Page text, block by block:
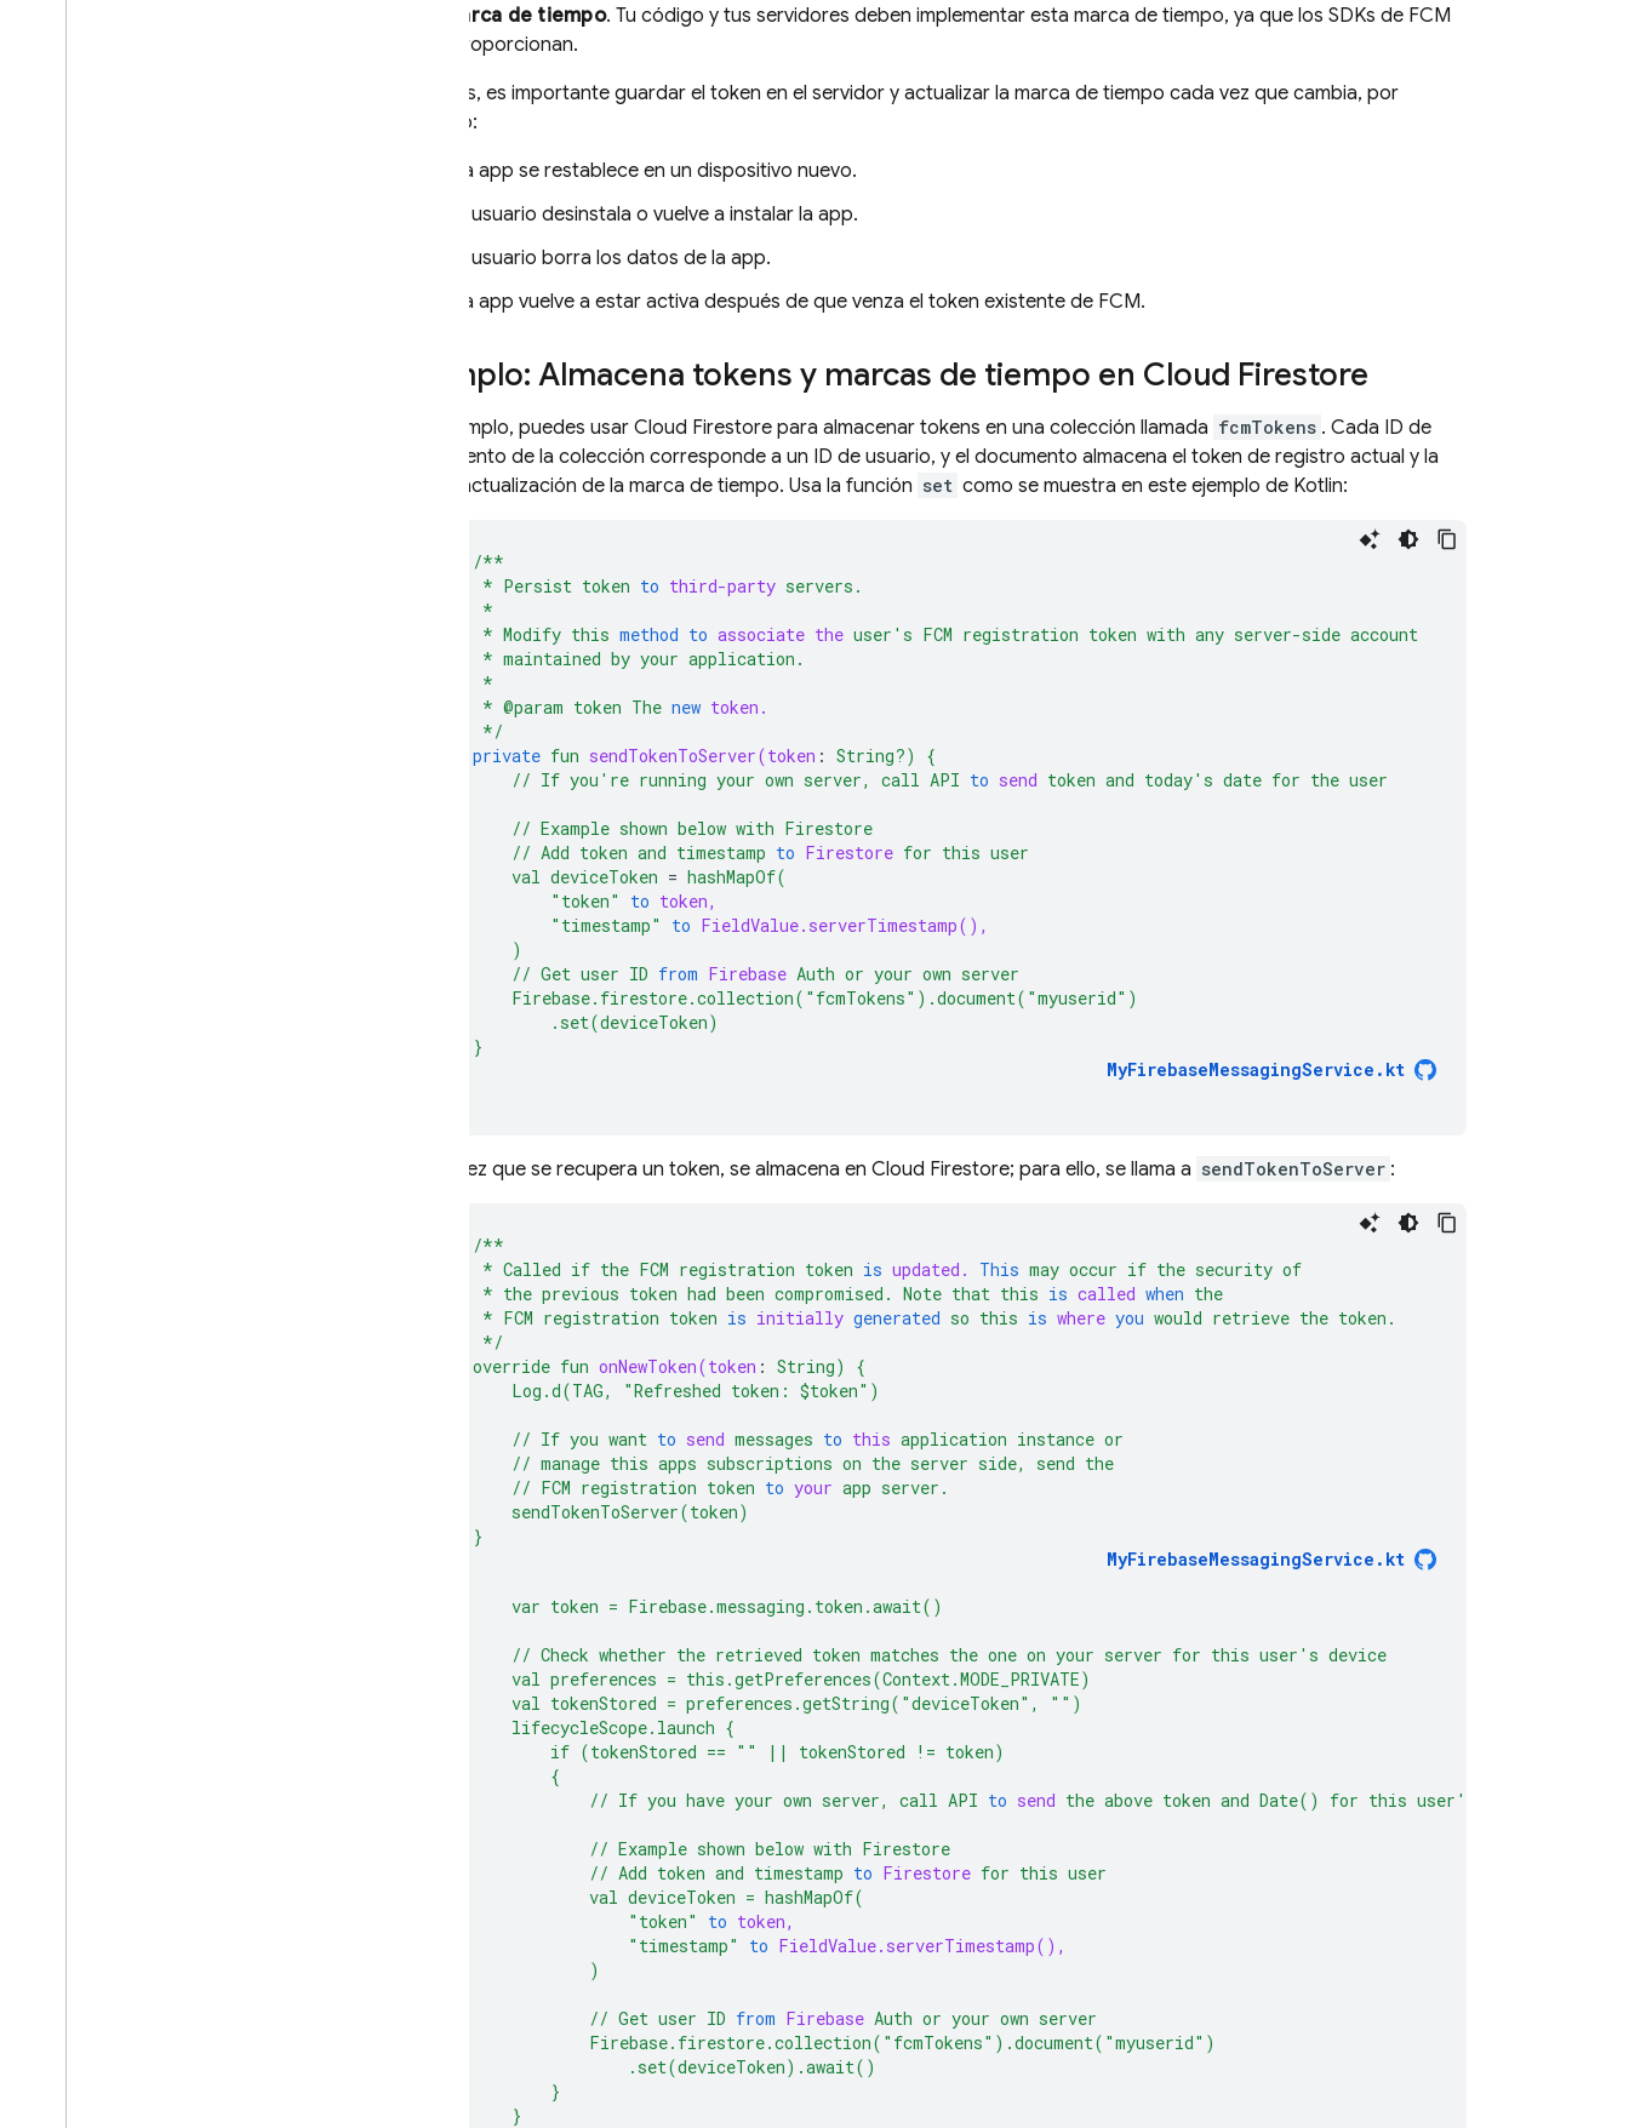
una marca de tiempo. Tu código y tus servidores deben implementar esta marca de tiempo, ya que los SDKs de FCM
no la proporcionan.
Además, es importante guardar el token en el servidor y actualizar la marca de tiempo cada vez que cambia, por
ejemplo:
La app se restablece en un dispositivo nuevo.
El usuario desinstala o vuelve a instalar la app.
El usuario borra los datos de la app.
La app vuelve a estar activa después de que venza el token existente de FCM.
Ejemplo: Almacena tokens y marcas de tiempo en Cloud Firestore
Por ejemplo, puedes usar Cloud Firestore para almacenar tokens en una colección llamada fcmTokens . Cada ID de
documento de la colección corresponde a un ID de usuario, y el documento almacena el token de registro actual y la
última actualización de la marca de tiempo. Usa la función set como se muestra en este ejemplo de Kotlin:
/**
* Persist token to third-party servers.
*
* Modify this method to associate the user's FCM registration token with any server-side account
* maintained by your application.
*
* @param token The new token.
*/
private fun sendTokenToServer(token : String?)
{
// If you're running your own server, call API to send token and today's date for the user
// Example shown below with Firestore
// Add token and timestamp to Firestore for this user
val deviceToken = hashMapOf(
"token"
to token,
"timestamp"
to FieldValue.serverTimestamp(),
)
// Get user ID from Firebase Auth or your own server
Firebase.firestore.collection("fcmTokens").document("myuserid")
.set(deviceToken)
}
MyFirebaseMessagingService.kt
Cada vez que se recupera un token, se almacena en Cloud Firestore; para ello, se llama a sendTokenToServer :
/**
* Called if the FCM registration token is updated. This may occur if the security of
* the previous token had been compromised. Note that this is called when the
* FCM registration token is initially generated so this is where you would retrieve the token.
*/
override fun onNewToken(token : String)
{
Log.d(TAG,
"Refreshed token: $token" )
// If you want to send messages to this application instance or
// manage this apps subscriptions on the server side, send the
// FCM registration token to your app server.
sendTokenToServer(token)
}
MyFirebaseMessagingService.kt
var token = Firebase.messaging.token.await()
// Check whether the retrieved token matches the one on your server for this user's device
val preferences = this.getPreferences(Context.MODE_PRIVATE)
val tokenStored = preferences.getString("deviceToken", "" )
lifecycleScope.launch {
if (tokenStored == "" || tokenStored ! = token)
{
// If you have your own server, call API to send the above token and Date() for this user's
// Example shown below with Firestore
// Add token and timestamp to Firestore for this user
val deviceToken = hashMapOf(
"token"
to token,
"timestamp"
to FieldValue.serverTimestamp(),
)
// Get user ID from Firebase Auth or your own server
Firebase.firestore.collection("fcmTokens").document("myuserid")
.set(deviceToken).await()
}
}